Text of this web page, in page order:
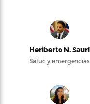
Heriberto N. Saurí
Salud y emergencias